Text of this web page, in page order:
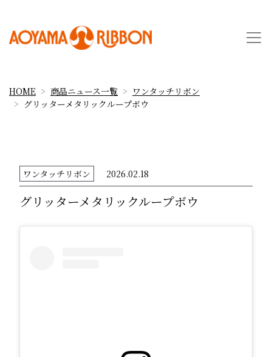
HOME 商品ニュース一覧
ワンタッチリボン
グリッターメタリックループボウ
ワンタッチリボン 2026.02.18
グリッターメタリックループボウ